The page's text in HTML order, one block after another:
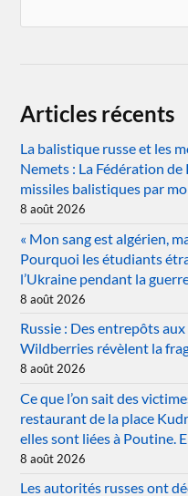
Articles récents
La balistique russe et les
Nemets : La Fédération
missiles balistiques par
8 août 2026
« Mon sang est algérien,
Pourquoi les étudiants
l’Ukraine pendant la
8 août 2026
Russie : Des entrepôts
Wildberries révèlent la
8 août 2026
Ce que l’on sait des
restaurant de la place
elles sont liées à Poutine.
8 août 2026
Les autorités russes ont